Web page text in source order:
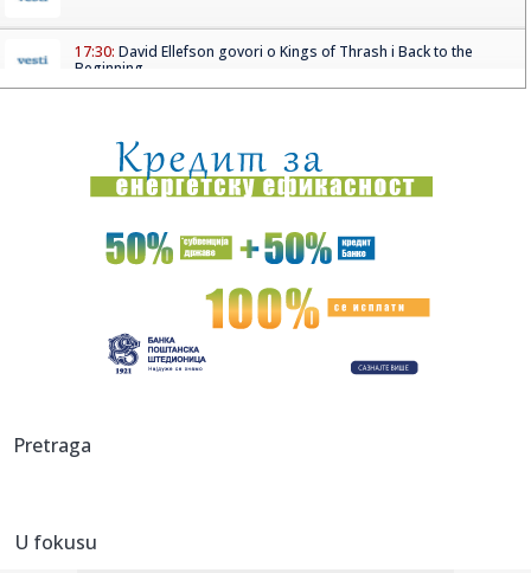
17:30: David Ellefson govori o Kings of Thrash i Back to the
Beginning
17:26:Veliki preokret Monaka protiv Liverpula
17:26:Partizanov protivnik odložio utakmicu
Ruski mediji o poseti Zelenskog: Nije bilo reči o vojnoj
17:25:Uspelo potapanje barži: Blok 2 nuklearke Černavoda radi
Cvetković odlazi u ...
17:17:
Pretraga
U fokusu